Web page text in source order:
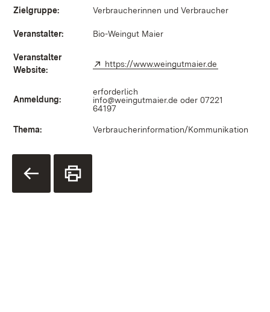
Zielgruppe: Verbraucherinnen und Verbraucher
Veranstalter: Bio-Weingut Maier
Veranstalter
Website:
Extern:
https://www.weingutmaier.de
Anmeldung:
erforderlich
info@weingutmaier.de oder 07221
64197
Thema: Verbraucherinformation/Kommunikation